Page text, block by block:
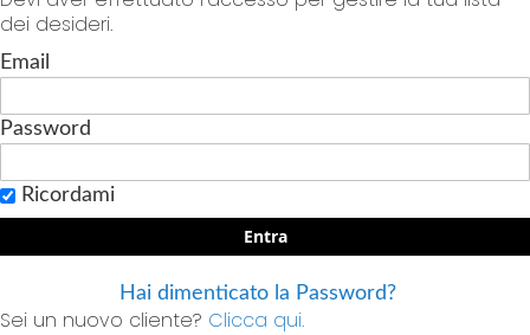
dei desideri.
Email
Password
Ricordami
Entra
Hai dimenticato la Password?
Sei un nuovo cliente? Clicca qui.